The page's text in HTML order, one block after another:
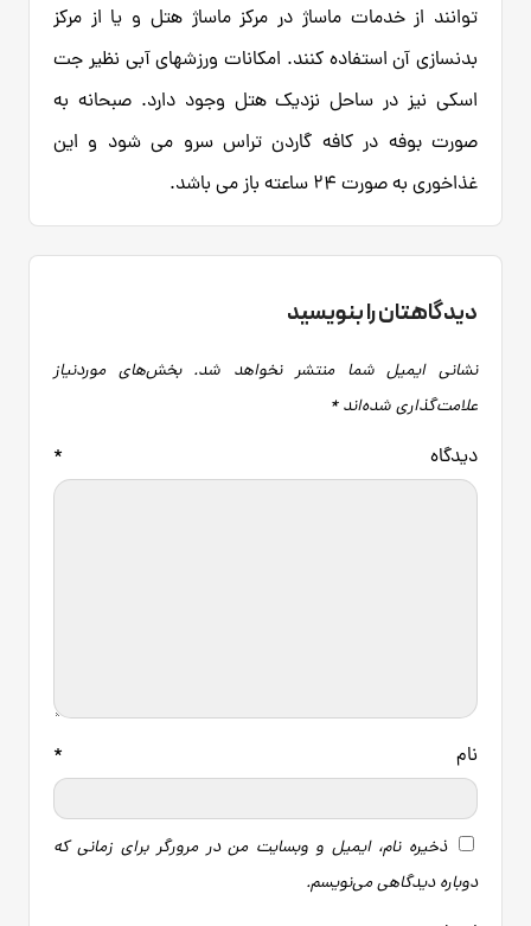
توانند از خدمات ماساژ در مرکز ماساژ هتل و یا از مرکز
بدنسازی آن استفاده کنند. امکانات ورزشهای آبی نظیر جت
اسکی نیز در ساحل نزدیک هتل وجود دارد. صبحانه به
صورت بوفه در کافه گاردن تراس سرو می شود و این
غذاخوری به صورت 24 ساعته باز می باشد.
دیدگاهتان را بنویسید
نشانی ایمیل شما منتشر نخواهد شد. بخش‌های موردنیاز
علامت‌گذاری شده‌اند*
دیدگاه *
نام *
ذخیره نام، ایمیل و وبسایت من در مرورگر برای زمانی که
دوباره دیدگاهی می‌نویسم.